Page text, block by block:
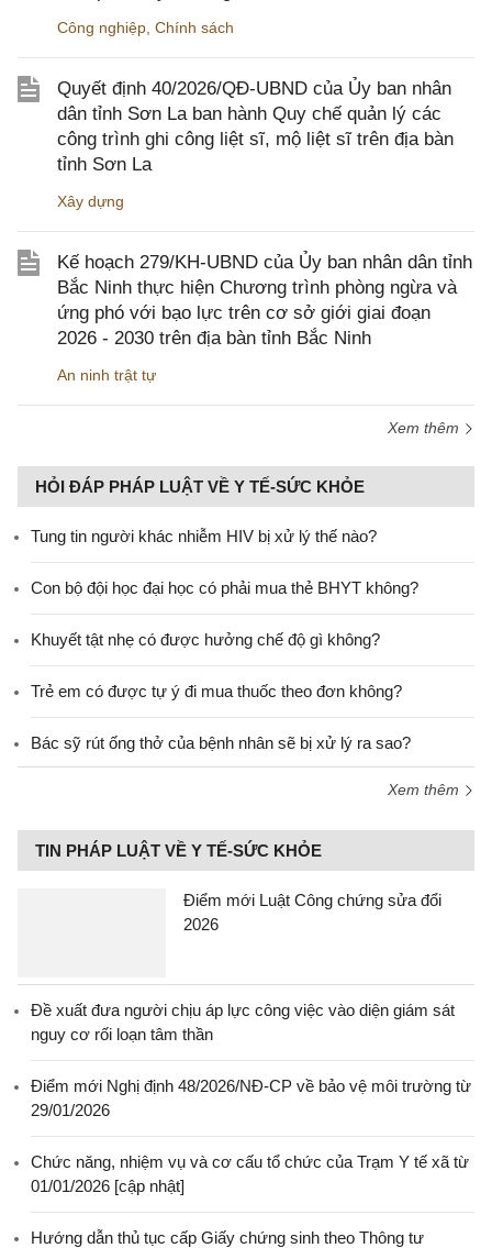
Công nghiệp Chính sách
Quyết định 40/2026/QĐ-UBND của Ủy ban nhân
dân tỉnh Sơn La ban hành Quy chế quản lý các
công trình ghi công liệt sĩ, mộ liệt sĩ trên địa bàn
tỉnh Sơn La
Xây dựng
Kế hoạch 279/KH-UBND của Ủy ban nhân dân tỉnh
Bắc Ninh thực hiện Chương trình phòng ngừa và
ứng phó với bạo lực trên cơ sở giới giai đoạn
2026 - 2030 trên địa bàn tỉnh Bắc Ninh
An ninh trật tự
Xem thêm
HỎI ĐÁP PHÁP LUẬT VỀ Y TẾ-SỨC KHỎE
Tung tin người khác nhiễm HIV bị xử lý thế nào?
Con bộ đội học đại học có phải mua thẻ BHYT không?
Khuyết tật nhẹ có được hưởng chế độ gì không?
Trẻ em có được tự ý đi mua thuốc theo đơn không?
Bác sỹ rút ống thở của bệnh nhân sẽ bị xử lý ra sao?
Xem thêm
TIN PHÁP LUẬT VỀ Y TẾ-SỨC KHỎE
Điểm mới Luật Công chứng sửa đổi
2026
Đề xuất đưa người chịu áp lực công việc vào diện giám sát
nguy cơ rối loạn tâm thần
Điểm mới Nghị định 48/2026/NĐ-CP về bảo vệ môi trường từ
29/01/2026
Chức năng, nhiệm vụ và cơ cấu tổ chức của Trạm Y tế xã từ
01/01/2026 [cập nhật]
Hướng dẫn thủ tục cấp Giấy chứng sinh theo Thông tư